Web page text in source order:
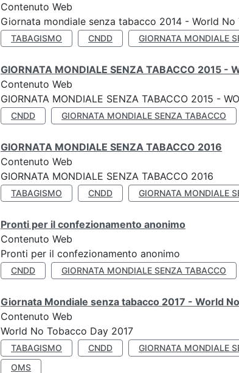
Contenuto Web
Giornata mondiale senza tabacco 2014 - World
TABAGISMO CNDD GIORNATA MONDIALE
GIORNATA MONDIALE SENZA TABACCO 2015 -
Contenuto Web
GIORNATA MONDIALE SENZA TABACCO 2015 -
CNDD GIORNATA MONDIALE SENZA TABACCO
GIORNATA MONDIALE SENZA TABACCO 2016
Contenuto Web
GIORNATA MONDIALE SENZA TABACCO 2016
TABAGISMO CNDD GIORNATA MONDIALE
Pronti per il confezionamento anonimo
Contenuto Web
Pronti per il confezionamento anonimo
CNDD GIORNATA MONDIALE SENZA TABACCO
Giornata Mondiale senza tabacco 2017 - World
Contenuto Web
World No Tobacco Day 2017
TABAGISMO CNDD GIORNATA MONDIALE
OMS